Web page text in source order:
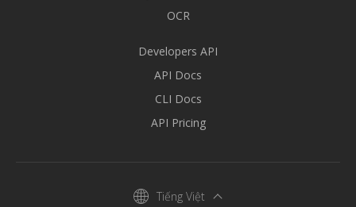
OCR
Developers API
API Docs
CLI Docs
API Pricing
Tiếng Việt